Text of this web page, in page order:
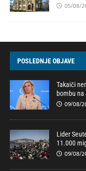
05/08/
POSLEDNJE OBJAVE
Takaiči
bombu
09/08/
Lider
11.000
09/08/